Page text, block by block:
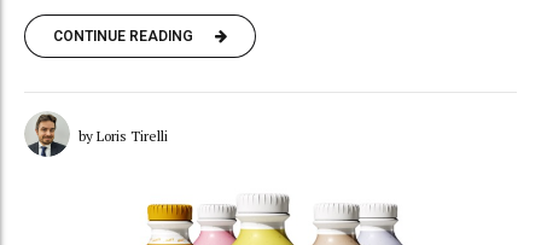
CONTINUE READING
by Loris Tirelli